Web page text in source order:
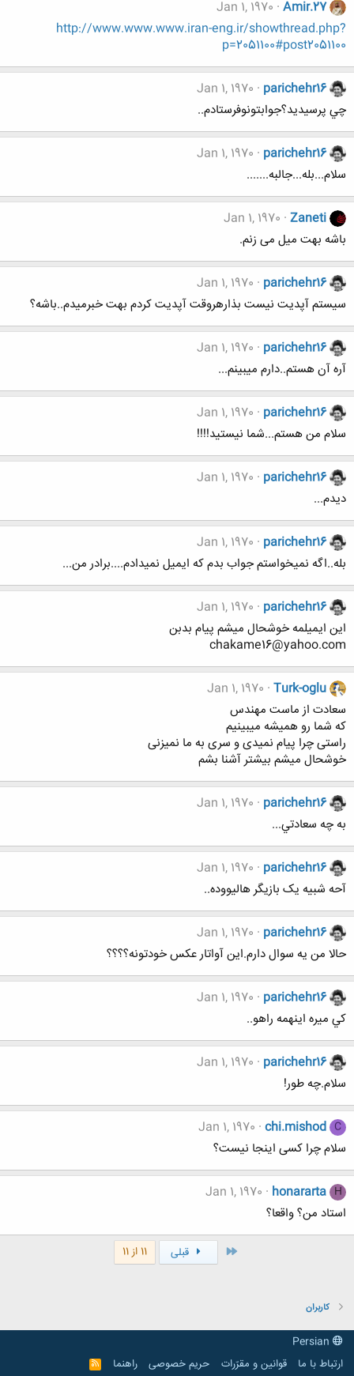
Amir.27
Jan 1, 1970
http://www.www.www.iran-eng.ir/showthread.php?
p=2051100#post2051100
parichehr16
Jan 1, 1970
چي پرسيديد؟جوابتونوفرستادم..
parichehr16
Jan 1, 1970
سلام...بله...جالبه.......
Zaneti
Jan 1, 1970
باشه بهت میل می زنم.
parichehr16
Jan 1, 1970
سيستم آپديت نيست بذارهروقت آپديت کردم بهت خبرميدم..باشه؟
parichehr16
Jan 1, 1970
آره آن هستم..دارم ميبينم...
parichehr16
Jan 1, 1970
سلام من هستم...شما نيستيد!!!!
parichehr16
Jan 1, 1970
ديدم...
parichehr16
Jan 1, 1970
بله..اگه نميخواستم جواب بدم که ايميل نميدادم....برادر من...
parichehr16
Jan 1, 1970
اين ايميلمه خوشحال ميشم پيام بدبن
chakame16@yahoo.com
Turk-oglu
Jan 1, 1970
سعادت از ماست مهندس
که شما رو همیشه میبینیم
راستی چرا پیام نمیدی و سری به ما نمیزنی
خوشحال میشم بیشتر آشنا بشم
parichehr16
Jan 1, 1970
به چه سعادتي...
parichehr16
Jan 1, 1970
آحه شبيه يک بازيگر هاليووده..
parichehr16
Jan 1, 1970
حالا من يه سوال دارم.اين آواتار عکس خودتونه؟؟؟؟
parichehr16
Jan 1, 1970
کي ميره اينهمه راهو..
parichehr16
Jan 1, 1970
سلام.چه طور!
C
chi.mishod
Jan 1, 1970
سلام چرا کسی اینجا نیست؟
H
honararta
Jan 1, 1970
استاد من؟ واقعا؟
اول قبلی 11 از 11
کاربران
ارتباط با ما
قوانین و مقرّرات حریم خصوصی راهنما
R